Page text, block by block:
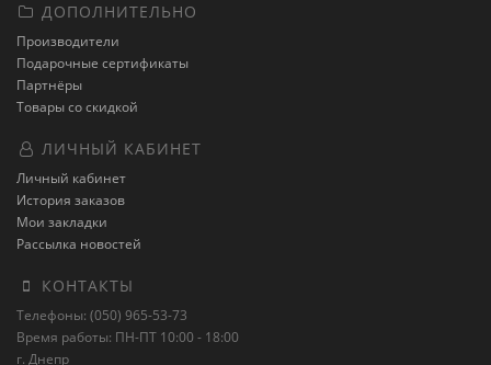
ДОПОЛНИТЕЛЬНО
Производители
Подарочные сертификаты
Партнёры
Товары со скидкой
ЛИЧНЫЙ КАБИНЕТ
Личный кабинет
История заказов
Мои закладки
Рассылка новостей
КОНТАКТЫ
Телефоны: (050) 965-53-73
Время работы: ПН-ПТ 10:00 - 18:00
г. Днепр